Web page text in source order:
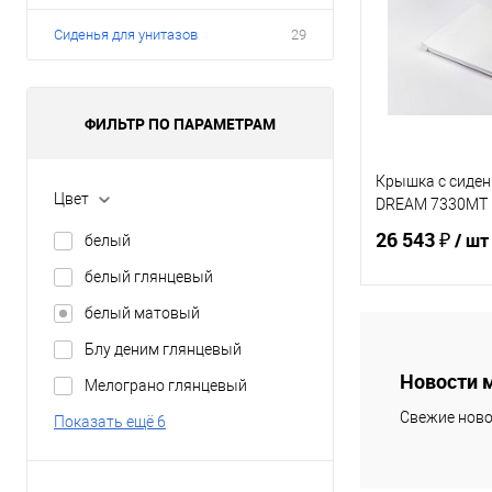
Сиденья для унитазов 29
ФИЛЬТР ПО ПАРАМЕТРАМ
Цвет
белый
белый глянцевый
белый матовый
Блу деним глянцевый
Мелограно глянцевый
Показать ещё 6
Крышка с
DREAM 7330MT
26 543 ₽/ шт
Купить в 1
В избранное
Новости
Свежие